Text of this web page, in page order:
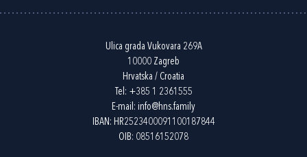
Ulica grada Vukovara 269A
10000 Zagreb
Hrvatska / Croatia
Tel: +385 1 2361555
E-mail: info@hns.family
IBAN: HR2523400091100187844
OIB: 08516152078